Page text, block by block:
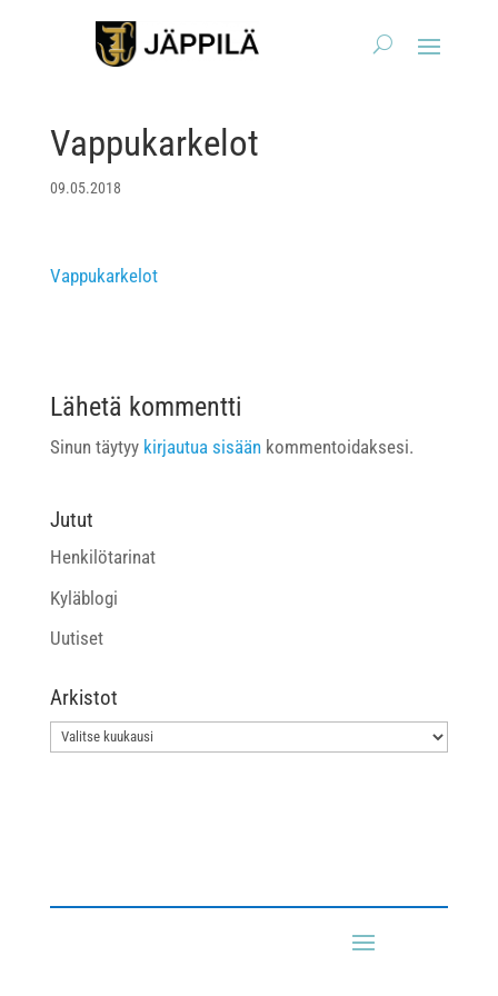
Vappukarkelot
09.05.2018
Vappukarkelot
Lähetä kommentti
Sinun täytyy kirjautua sisäänkommentoidaksesi.
Jutut
Henkilötarinat
Kyläblogi
Uutiset
Arkistot
Arkistot